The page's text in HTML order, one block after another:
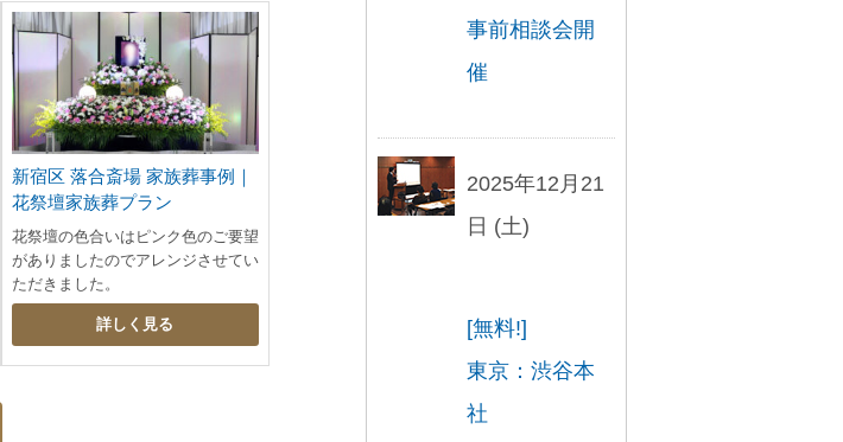
新宿区 落合斎場 家族葬事例｜
花祭壇家族葬プラン
花祭壇の色合いはピンク色のご要望
がありましたのでアレンジさせてい
ただきました。
詳しく見る
事前相談会開
催
2025年12月21
日 (土)
[無料!]
東京：渋谷本
社